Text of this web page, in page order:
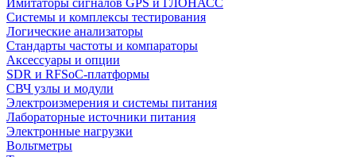
Имитаторы сигналов GPS и ГЛОНАСС
Системы и комплексы тестирования
Логические анализаторы
Стандарты частоты и компараторы
Аксессуары и опции
SDR и RFSoC‑платформы
СВЧ узлы и модули
Электроизмерения и системы питания
Лабораторные источники питания
Электронные нагрузки
Вольтметры